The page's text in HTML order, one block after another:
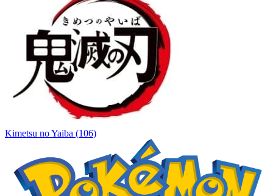
Kimetsu no Yaiba (106)